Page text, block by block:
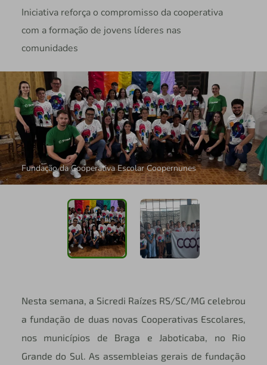
Iniciativa reforça o compromisso da cooperativa
com a formação de jovens líderes nas
comunidades
Fundação da Cooperativa Escolar Coopernunes
Nesta semana, a Sicredi Raízes RS/SC/MG celebrou
a fundação de duas novas Cooperativas Escolares,
nos municípios de Braga e Jaboticaba, no Rio
Grande do Sul. As assembleias gerais de fundação